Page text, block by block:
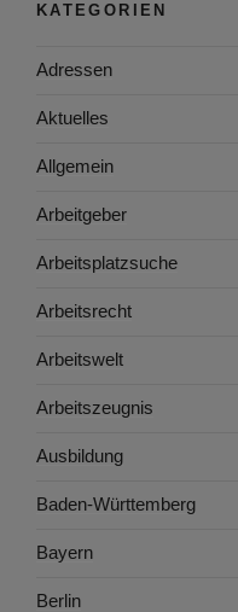
KATEGORIEN
Adressen
Aktuelles
Allgemein
Arbeitgeber
Arbeitsplatzsuche
Arbeitsrecht
Arbeitswelt
Arbeitszeugnis
Ausbildung
Baden-Württemberg
Bayern
Berlin